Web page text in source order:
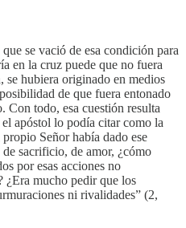
se vació de esa condición para
en la cruz puede que no fuera
se hubiera originado en medios
de que fuera entonado
Con todo, esa cuestión resulta
apóstol lo podía citar como la
Señor había dado ese
sacrificio, de amor, ¿cómo
por esas acciones no
¿Era mucho pedir que los
ni rivalidades” (2,